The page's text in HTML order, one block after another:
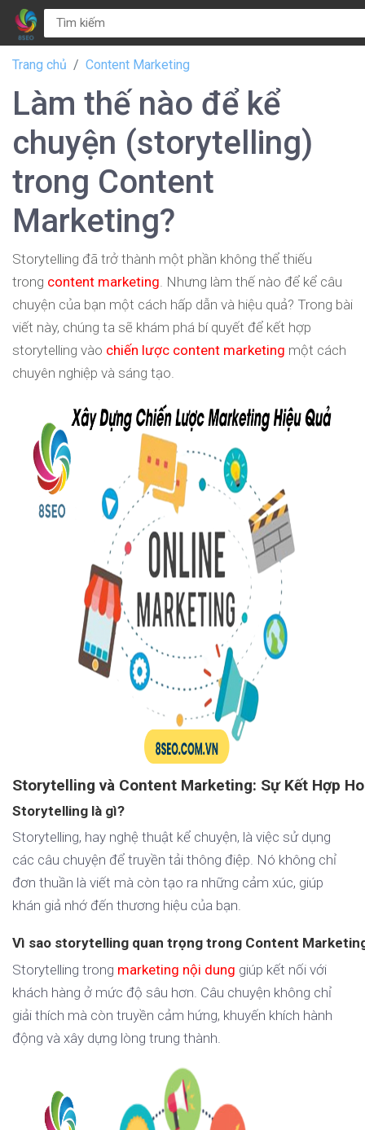
Trang chủ Content Marketing
Làm thế nào để kể
chuyện (storytelling)
trong Content
Marketing?
Storytelling đã trở thành một phần không thể thiếu
trong content marketing. Nhưng làm thế nào để kể câu
chuyện của bạn một cách hấp dẫn và hiệu quả? Trong bài
viết này, chúng ta sẽ khám phá bí quyết để kết hợp
storytelling vào chiến lược content marketing một cách
chuyên nghiệp và sáng tạo.
Storytelling và Content Marketing: Sự Kết Hợp
Storytelling là gì?
Storytelling, hay nghệ thuật kể chuyện, là việc sử dụng
các câu chuyện để truyền tải thông điệp. Nó không chỉ
đơn thuần là viết mà còn tạo ra những cảm xúc, giúp
khán giả nhớ đến thương hiệu của bạn.
Vì sao storytelling quan trọng trong Content
Storytelling trong marketing nội dung giúp kết nối với
khách hàng ở mức độ sâu hơn. Câu chuyện không chỉ
giải thích mà còn truyền cảm hứng, khuyến khích hành
động và xây dựng lòng trung thành.